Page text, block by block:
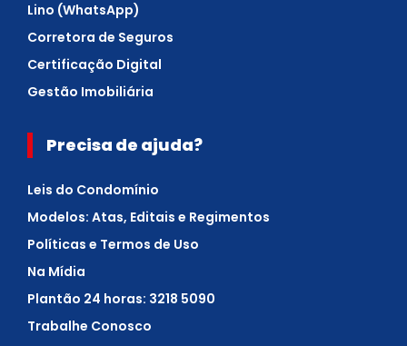
Lino (WhatsApp)
Corretora de Seguros
Certificação Digital
Gestão Imobiliária
Precisa de ajuda?
Leis do Condomínio
Modelos: Atas, Editais e Regimentos
Políticas e Termos de Uso
Na Mídia
Plantão 24 horas: 3218 5090
Trabalhe Conosco